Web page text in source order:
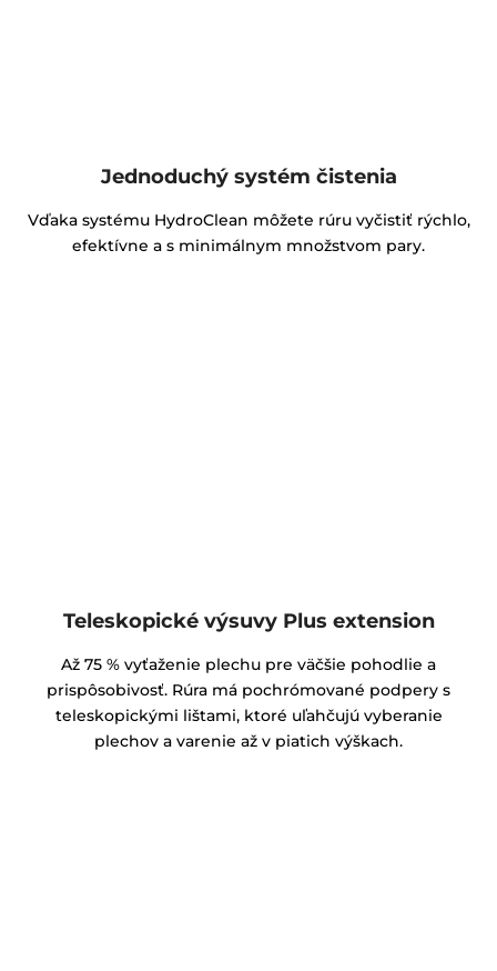
Jednoduchý systém čistenia
Vďaka systému HydroClean môžete rúru vyčistiť rýchlo,
efektívne a s minimálnym množstvom pary.
Teleskopické výsuvy Plus extension
Až 75 % vyťaženie plechu pre väčšie pohodlie a
prispôsobivosť. Rúra má pochrómované podpery s
teleskopickými lištami, ktoré uľahčujú vyberanie
plechov a varenie až v piatich výškach.